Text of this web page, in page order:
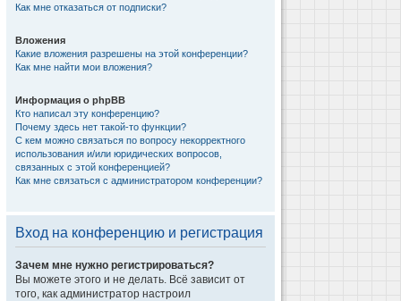
Как мне отказаться от подписки?
Вложения
Какие вложения разрешены на этой конференции?
Как мне найти мои вложения?
Информация о phpBB
Кто написал эту конференцию?
Почему здесь нет такой-то функции?
С кем можно связаться по вопросу некорректного
использования и/или юридических вопросов,
связанных с этой конференцией?
Как мне связаться с администратором конференции?
Вход на конференцию и регистрация
Зачем мне нужно регистрироваться?
Вы можете этого и не делать. Всё зависит от
того, как администратор настроил